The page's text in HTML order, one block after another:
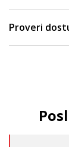
Proveri